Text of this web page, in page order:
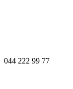
044 222 99 77